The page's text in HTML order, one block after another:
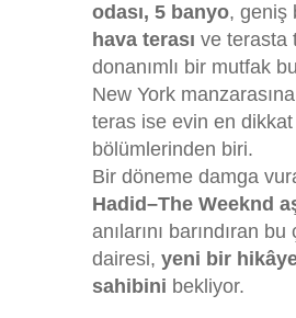
odası, 5 banyo, geniş
hava terası ve terasta
donanımlı bir mutfak
New York
teras ise evin en
bölümlerinden biri.
Bir döneme damga
Hadid–The Weeknd
anılarını barındıran bu
dairesi, yeni bir
sahibini bekliyor.